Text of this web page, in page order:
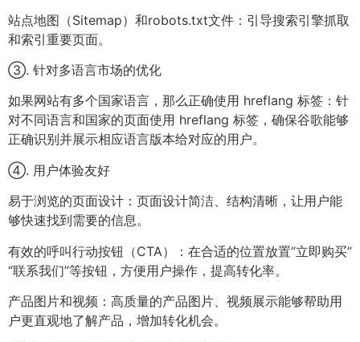
站点地图（Sitemap）和robots.txt文件：引导搜索引擎抓取
和索引重要页面。
③. 针对多语言市场的优化
如果网站有多个国家语言，那么正确使用 hreflang 标签：针
对不同语言和国家的页面使用 hreflang 标签，确保谷歌能够
正确识别并展示相应语言版本给对应的用户。
④. 用户体验友好
易于浏览的页面设计：页面设计简洁、结构清晰，让用户能
够快速找到需要的信息。
有效的呼叫行动按钮（CTA）：在合适的位置放置“立即购买”
“联系我们”等按钮，方便用户操作，提高转化率。
产品图片和视频：高质量的产品图片、视频展示能够帮助用
户更直观地了解产品，增加转化机会。